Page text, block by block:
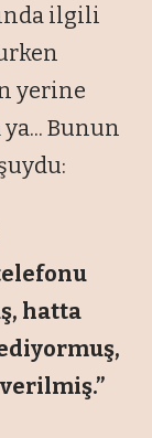
ilgili
yerine
Bunun
hatta